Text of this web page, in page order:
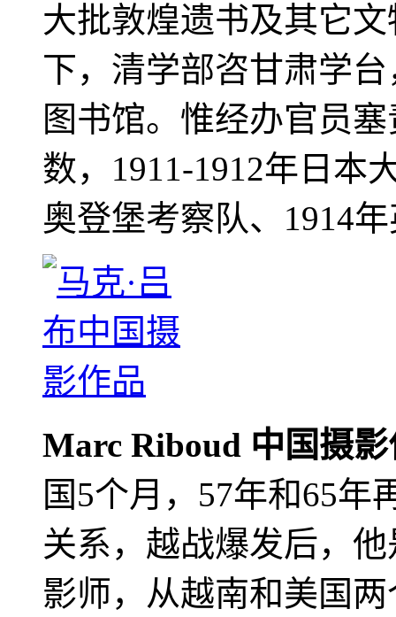
大批敦煌遗书及其它
下，清学部咨甘肃学
图书馆。惟经办官员
数，1911-1912年日本
奥登堡考察队、1914
Marc Riboud 中国摄
国5个月，57年和65年
关系，越战爆发后，
影师，从越南和美国